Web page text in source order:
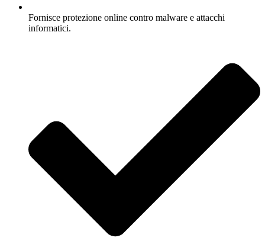
Fornisce protezione online contro malware e attacchi
informatici.